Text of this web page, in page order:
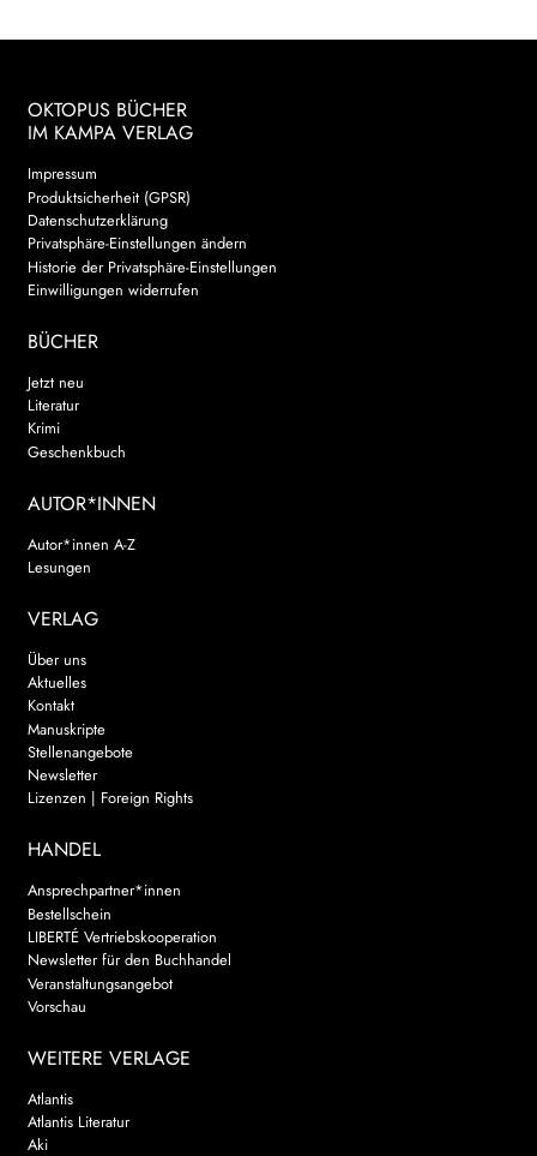
OKTOPUS BÜCHER
IM KAMPA VERLAG
Impressum
Produktsicherheit (GPSR)
Datenschutzerklärung
Privatsphäre-Einstellungen ändern
Historie der Privatsphäre-Einstellungen
Einwilligungen widerrufen
BÜCHER
Jetzt neu
Literatur
Krimi
Geschenkbuch
AUTOR*INNEN
Autor*innen A-Z
Lesungen
VERLAG
Über uns
Aktuelles
Kontakt
Manuskripte
Stellenangebote
Newsletter
Lizenzen | Foreign Rights
HANDEL
Ansprechpartner*innen
Bestellschein
LIBERTÉ Vertriebskooperation
Newsletter für den Buchhandel
Veranstaltungsangebot
Vorschau
WEITERE VERLAGE
Atlantis
Atlantis Literatur
Aki